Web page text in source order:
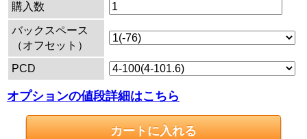
購入数
バックスペース
（オフセット）
PCD
オプションの値段詳細はこちら